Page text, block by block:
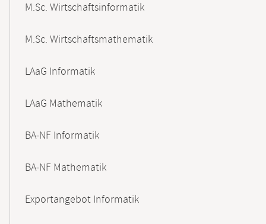
M.Sc. Wirtschaftsinformatik
M.Sc. Wirtschaftsmathematik
LAaG Informatik
LAaG Mathematik
BA-NF Informatik
BA-NF Mathematik
Exportangebot Informatik